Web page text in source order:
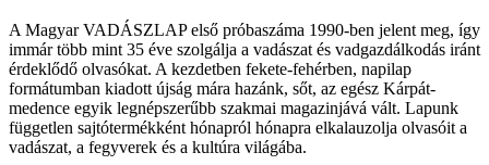
A Magyar VADÁSZLAP első próbaszáma 1990-ben jelent meg, így
immár több mint 35 éve szolgálja a vadászat és vadgazdálkodás iránt
érdeklődő olvasókat. A kezdetben fekete-fehérben, napilap
formátumban kiadott újság mára hazánk, sőt, az egész Kárpát-
medence egyik legnépszerűbb szakmai magazinjává vált. Lapunk
független sajtótermékként hónapról hónapra elkalauzolja olvasóit a
vadászat, a fegyverek és a kultúra világába.